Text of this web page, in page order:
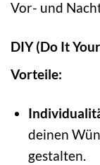
Vor- und
DIY (Do It
Vorteile:
deinen
gestalten.